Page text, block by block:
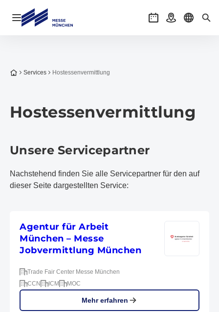
Navigation öffnen Veranstaltungen
AnreiseSprache
Zur Startseite
Services Hostessen­vermittlung
Hostessen­vermittlung
Unsere Servicepartner
Nachstehend finden Sie alle Servicepartner für den auf
dieser Seite dargestellten Service:
Agentur für Arbeit
München – Messe
Jobvermittlung München
Trade Fair Center Messe München
CCN
ICM MOC
Mehr erfahren